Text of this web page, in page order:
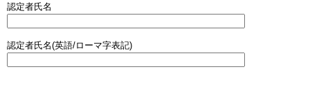
認定者氏名
認定者氏名(英語/ローマ字表記)